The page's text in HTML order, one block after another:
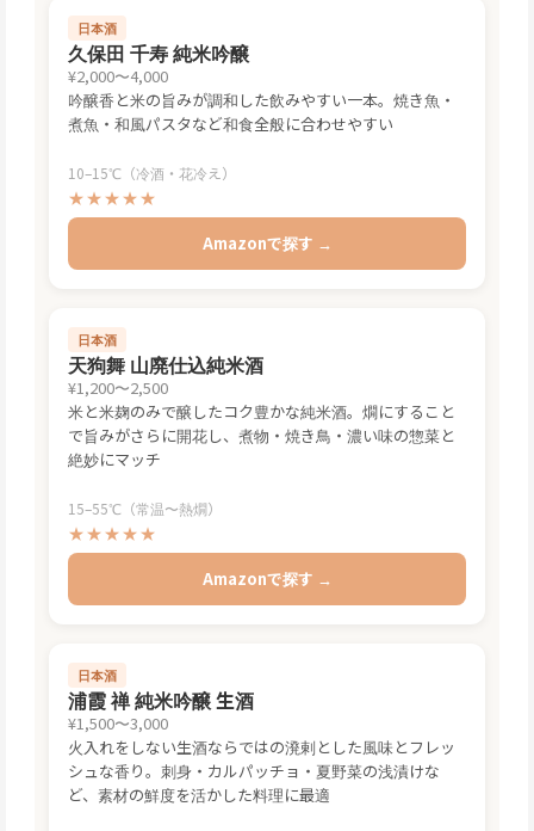
日本酒
久保田 千寿 純米吟醸
¥2,000〜4,000
吟醸香と米の旨みが調和した飲みやすい一本。焼き魚・
煮魚・和風パスタなど和食全般に合わせやすい
10–15℃（冷酒・花冷え）
★★★★★
Amazonで探す →
日本酒
天狗舞 山廃仕込純米酒
¥1,200〜2,500
米と米麹のみで醸したコク豊かな純米酒。燗にすること
で旨みがさらに開花し、煮物・焼き鳥・濃い味の惣菜と
絶妙にマッチ
15–55℃（常温〜熱燗）
★★★★★
Amazonで探す →
日本酒
浦霞 禅 純米吟醸 生酒
¥1,500〜3,000
火入れをしない生酒ならではの溌剌とした風味とフレッ
シュな香り。刺身・カルパッチョ・夏野菜の浅漬けな
ど、素材の鮮度を活かした料理に最適